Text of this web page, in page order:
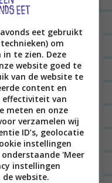
Vereiste
eet gebruikt
om
te zien. Deze
website goed te
van de website te
content en
van
meten en onze
verzamelen wij
ID’s, geolocatie
instellingen
'Meer
instellingen
website.